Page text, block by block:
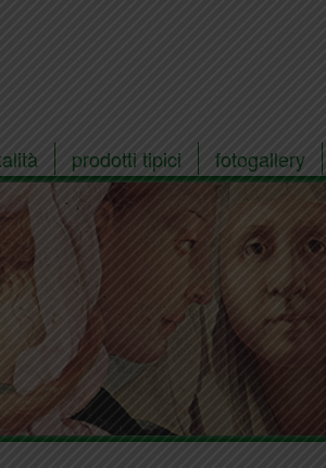
prodotti tipici fotogallery